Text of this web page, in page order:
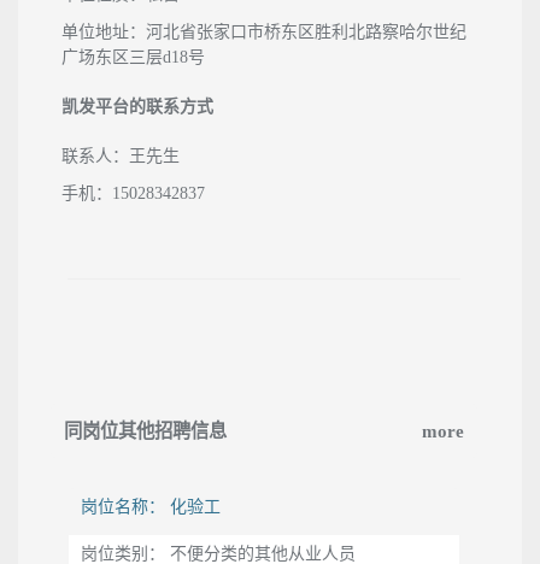
单位地址：河北省张家口市桥东区胜利北路察哈尔世纪
广场东区三层d18号
凯发平台的联系方式
联系人：王先生
手机：15028342837
同岗位其他招聘信息 more
岗位名称： 化验工
岗位类别： 不便分类的其他从业人员